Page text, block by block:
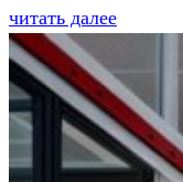
читать далее